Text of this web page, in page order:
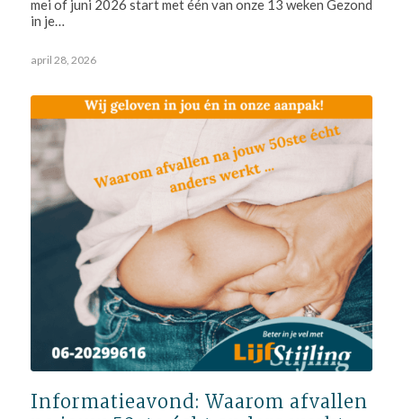
mei of juni 2026 start met één van onze 13 weken Gezond
in je…
april 28, 2026
Informatieavond: Waarom afvallen